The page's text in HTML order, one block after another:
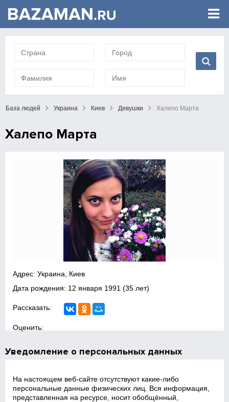
База людей Украина Киев Девушки Халепо Марта
Халепо Марта
Адрес: Украина, Киев
Дата рождения: 12 января 1991 (35 лет)
Рассказать:
Оценить:
Уведомление о персональных данных
На настоящем веб‑сайте отсутствуют какие‑либо
персональные данные физических лиц. Вся информация,
представленная на ресурсе, носит обобщённый,